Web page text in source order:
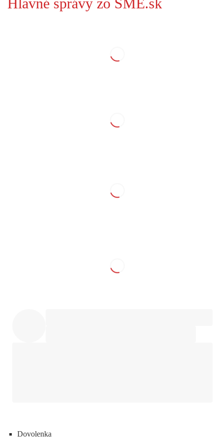
Dovolenka